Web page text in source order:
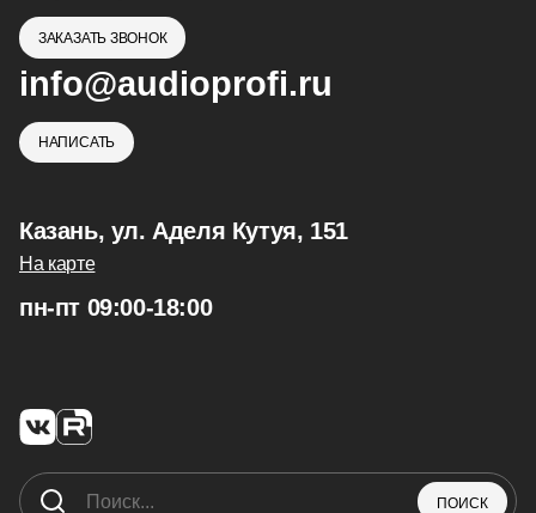
ЗАКАЗАТЬ ЗВОНОК
info@audioprofi.ru
НАПИСАТЬ
Казань, ул. Аделя Кутуя, 151
На карте
пн-пт 09:00-18:00
ПОИСК